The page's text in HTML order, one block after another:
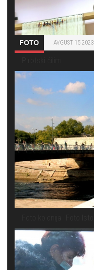
FOTO AVGUST 15 2023